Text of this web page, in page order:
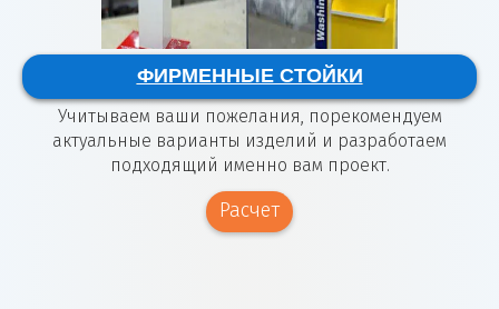
ФИРМЕННЫЕ СТОЙКИ
Учитываем ваши пожелания, порекомендуем
актуальные варианты изделий и разработаем
подходящий именно вам проект.
Расчет